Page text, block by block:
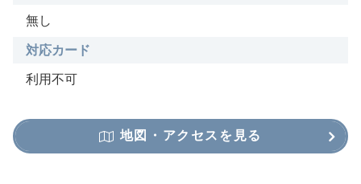
無し
対応カード
利用不可
地図・アクセスを見る